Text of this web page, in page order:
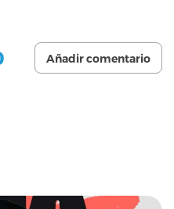
Añadir comentario